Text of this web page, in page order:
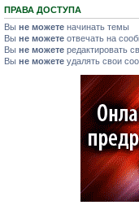
ПРАВА ДОСТУПА
Вы не можете начинать темы
Вы не можете отвечать на
Вы не можете редактировать
Вы не можете удалять свои